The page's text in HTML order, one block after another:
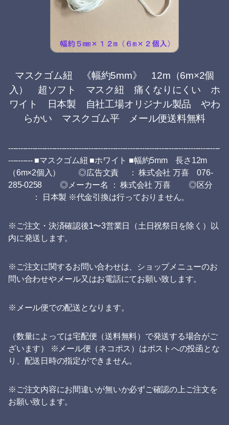
マスクゴム紐 《幅約5mm》 12m（6m×2個
入） 超ソフト マスク紐 痛くなりにくい ホ
ワイト 日本製 自社工場オリジナル製品 やわ
らかい マスクゴム平 メール便送料無料
---------------------------------------------------------------------------------------
---------- ■マスクゴム紐 ■ホワイト ■幅約5mm 長さ12m
（6m×2個入） ◎広告文責 ： 株式会社 万喜 076-
285-0258 ◎メーカー名 ： 株式会社 万喜 ◎区分
： 日本製 ※代金引換は行っておりません。
※ご注文・決済確認後1〜3営業日（土日祝祭日を除く）以
内に発送します。
※ご注文に関するお問い合わせは、ショップメニューのお
問い合わせやメール又はお電話にてお願い致します。
※メール便での配送となります。
（数量によっては宅配便（送料無料）で発送する場合がご
ざいます） ※メール便（ネコポス）はポストへの投函とな
り、配送日時の指定ができません。
※ご注文内容にお間違いが無いか必ずご確認の上ご注文を
お願い致します。